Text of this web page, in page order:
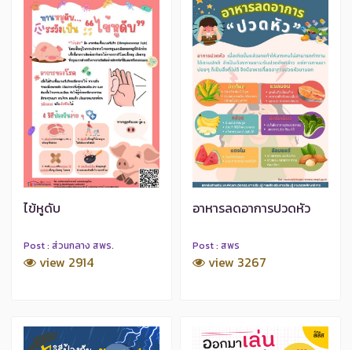
ไข้หูดับ
Post : ส่วนกลาง สพร.
view 2914
อาหารลดอาการปวดหัว
Post : สพร
view 3267